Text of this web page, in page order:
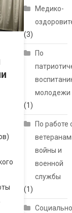
Медико-
(3)
По
молодежи
(1)
По работе
войны и
военной
службы
(1)